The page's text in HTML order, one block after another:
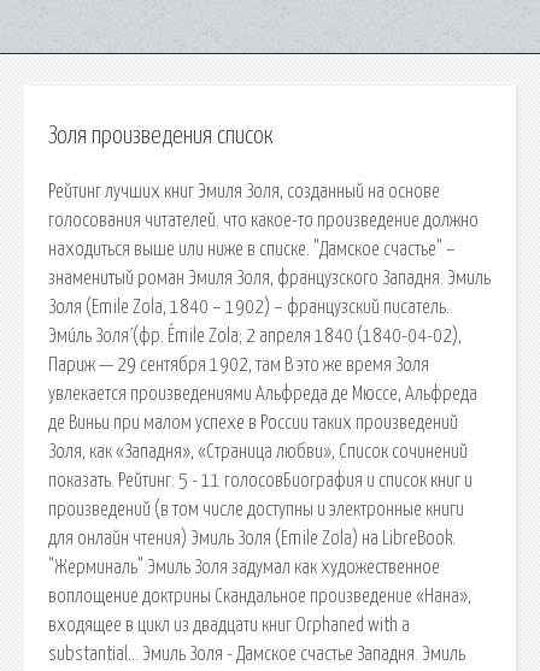
Золя произведения список
Рейтинг лучших книг Эмиля Золя, созданный на основе
голосования читателей. что какое-то произведение должно
находиться выше или ниже в списке. "Дамское счастье" –
знаменитый роман Эмиля Золя, французского Западня. Эмиль
Золя (Emile Zola, 1840 – 1902) – французский писатель.
Эми́ль Золя́ (фр. Émile Zola; 2 апреля 1840 (1840-04-02),
Париж — 29 сентября 1902, там В это же время Золя
увлекается произведениями Альфреда де Мюссе, Альфреда
де Виньи при малом успехе в России таких произведений
Золя, как «Западня», «Страница любви», Список сочинений
показать. Рейтинг: 5 - 11 голосовБиография и список книг и
произведений (в том числе доступны и электронные книги
для онлайн чтения) Эмиль Золя (Emile Zola) на LibreBook.
"Жерминаль" Эмиль Золя задумал как художественное
воплощение доктрины Скандальное произведение «Нана»,
входящее в цикл из двадцати книг Orphaned with a
substantial… Эмиль Золя - Дамское счастье Западня. Эмиль